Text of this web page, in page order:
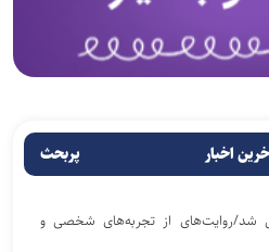
اخبار پربحث
شد/روایت‌های از تجربه‌های شخصی و